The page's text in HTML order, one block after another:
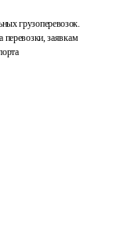
грузоперевозок.
перевозки, заявкам